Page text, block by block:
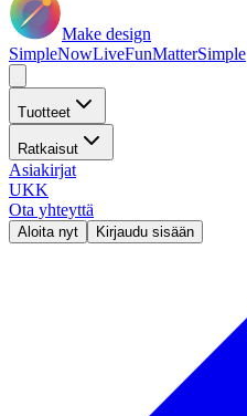
Make design
SimpleNowLiveFunMatterSimple
Tuotteet
Ratkaisut
Asiakirjat
UKK
Ota yhteyttä
Aloita nyt Kirjaudu sisään